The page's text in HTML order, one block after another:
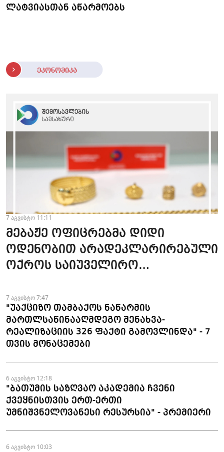
ლატვიასთან აწარმოებს
ეკონომიკა
7 აგვისტო 11:11
მებაჟე ოფიცრებმა დიდი
ოდენობით არადეკლარირებული
ოქროს საიუველირო
ფაქტები აღკვეთეს
7 აგვისტო 7:47
"უაქციზო თამბაქოს ნაწარმის
მართლსაწინააღმდეგო შენახვა-
რეალიზაციის 326 ფაქტი გამოვლინდა" - 7
თვის მონაცემები
6 აგვისტო 12:18
"ბათუმის საზღვაო აკადემია ჩვენი
ქვეყნისთვის ერთ-ერთი
უმნიშვნელოვანესი რესურსია" - პრემიერი
6 აგვისტო 10:03